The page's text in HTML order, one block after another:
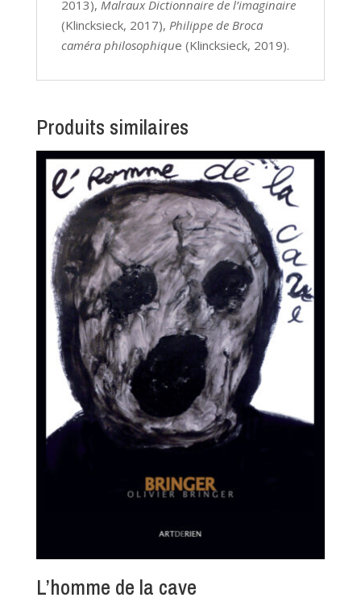
2013), Malraux Dictionnaire de l’imaginaire
(Klincksieck, 2017), Philippe de Broca
caméra philosophique (Klincksieck, 2019).
Produits similaires
L’homme de la cave